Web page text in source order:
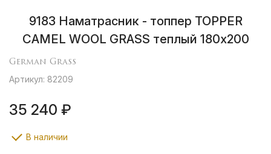
9183 Наматрасник - топпер TOPPER
CAMEL WOOL GRASS теплый 180х200
German Grass
Артикул: 82209
35 240 ₽
В наличии